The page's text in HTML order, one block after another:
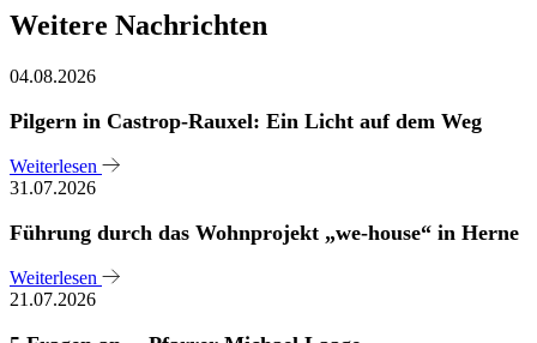
Weitere Nachrichten
04.08.2026
Pilgern in Castrop-Rauxel: Ein Licht auf dem Weg
Weiterlesen
31.07.2026
Führung durch das Wohnprojekt „we-house“ in Herne
Weiterlesen
21.07.2026